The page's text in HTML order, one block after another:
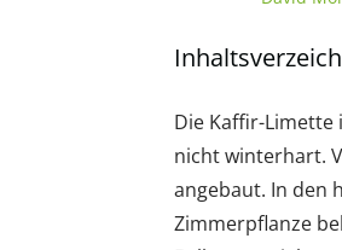
Die Kaffir-
nicht winterhart.
angebaut. In den
Zimmerpflanze